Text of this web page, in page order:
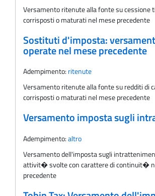
Versamento ritenute alla fonte su cessione
corrisposti o maturati nel mese precedente
Sostituti d'imposta:
operate nel mese precedente
Adempimento: ritenute
Versamento ritenute alla fonte su redditi di
corrisposti o maturati nel mese precedente
Versamento imposta sugli
Adempimento:altro
Versamento dell'imposta sugli
attivit� svolte con carattere di continuit�
precedente